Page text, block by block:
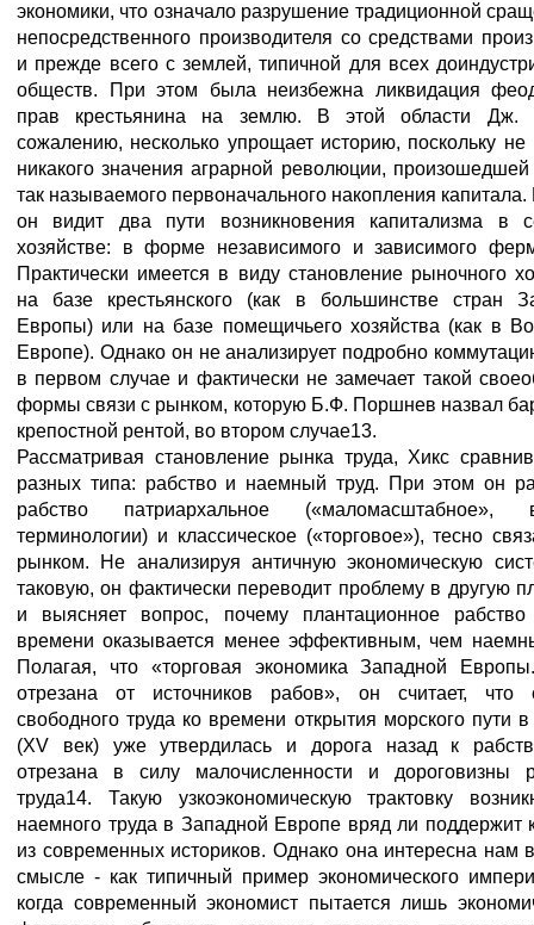
экономики, что означало разрушение традиционной
непосредственного производителя со средствами
и прежде всего с землей, типичной для всех
обществ. При этом была неизбежна ликвидация
прав крестьянина на землю. В этой области Дж.
сожалению, несколько упрощает историю, поскольку не
никакого значения аграрной революции, произошедшей
так называемого первоначального накопления
он видит два пути возникновения капитализма в
хозяйстве: в форме независимого и зависимого
Практически имеется в виду становление рыночного
на базе крестьянского (как в большинстве стран
Европы) или на базе помещичьего хозяйства (как в
Европе). Однако он не анализирует подробно
в первом случае и фактически не замечает такой
формы связи с рынком, которую Б.Ф. Поршнев назвал
крепостной рентой, во втором случае13.
Рассматривая становление рынка труда, Хикс
разных типа: рабство и наемный труд. При этом он
рабство патриархальное
терминологии) и классическое («торговое»), тесно
рынком. Не анализируя античную экономическую
таковую, он фактически переводит проблему в другую
и выясняет вопрос, почему плантационное рабство
времени оказывается менее эффективным, чем
Полагая, что «торговая экономика Западной
отрезана от источников рабов», он считает, что
свободного труда ко времени открытия морского пути
(XV век) уже утвердилась и дорога назад к
отрезана в силу малочисленности и дороговизны
труда14. Такую узкоэкономическую трактовку
наемного труда в Западной Европе вряд ли поддержит
из современных историков. Однако она интересна нам
смысле - как типичный пример экономического
когда современный экономист пытается лишь